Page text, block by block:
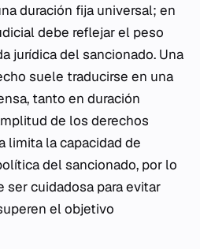
duración fija universal; en
debe reflejar el peso
jurídica del sancionado. Una
suele traducirse en una
tanto en duración
de los derechos
limita la capacidad de
del sancionado, por lo
ser cuidadosa para evitar
el objetivo